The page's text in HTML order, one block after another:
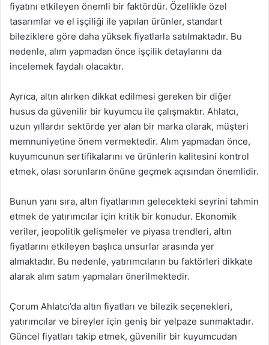
fiyatını etkileyen önemli bir faktördür. Özellikle özel
tasarımlar ve el işçiliği ile yapılan ürünler, standart
bileziklere göre daha yüksek fiyatlarla satılmaktadır. Bu
nedenle, alım yapmadan önce işçilik detaylarını da
incelemek faydalı olacaktır.
Ayrıca, altın alırken dikkat edilmesi gereken bir diğer
husus da güvenilir bir kuyumcu ile çalışmaktır. Ahlatcı,
uzun yıllardır sektörde yer alan bir marka olarak, müşteri
memnuniyetine önem vermektedir. Alım yapmadan önce,
kuyumcunun sertifikalarını ve ürünlerin kalitesini kontrol
etmek, olası sorunların önüne geçmek açısından önemlidir.
Bunun yanı sıra, altın fiyatlarının gelecekteki seyrini tahmin
etmek de yatırımcılar için kritik bir konudur. Ekonomik
veriler, jeopolitik gelişmeler ve piyasa trendleri, altın
fiyatlarını etkileyen başlıca unsurlar arasında yer
almaktadır. Bu nedenle, yatırımcıların bu faktörleri dikkate
alarak alım satım yapmaları önerilmektedir.
Çorum Ahlatcı’da altın fiyatları ve bilezik seçenekleri,
yatırımcılar ve bireyler için geniş bir yelpaze sunmaktadır.
Güncel fiyatları takip etmek, güvenilir bir kuyumcudan